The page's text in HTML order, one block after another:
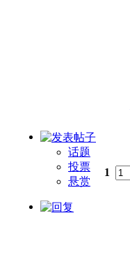
话题
投票
悬赏
1